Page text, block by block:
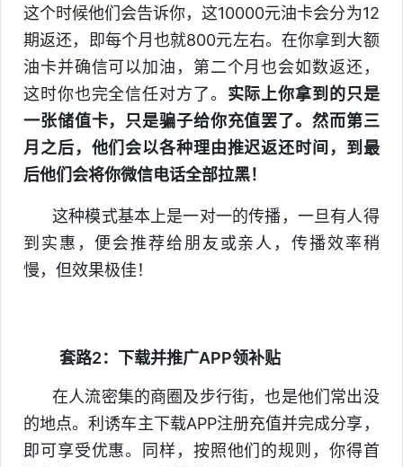
这个时候他们会告诉你，这10000元油卡会分为12
期返还，即每个月也就800元左右。在你拿到大额
油卡并确信可以加油，第二个月也会如数返还，
这时你也完全信任对方了。 实际上你拿到的只是
一张储值卡，只是骗子给你充值罢了。 然而第三
月之后，他们会以各种理由推迟返还时间，到最
后他们会将你微信电话全部拉黑！
这种模式基本上是一对一的传播，一旦有人得
到实惠，便会推荐给朋友或亲人，传播效率稍
慢，但效果极佳！
套路2：下载并推广APP领补贴
在人流密集的商圈及步行街，也是他们常出没
的地点。利诱车主下载APP注册充值并完成分享，
即可享受优惠。同样，按照他们的规则，你得首